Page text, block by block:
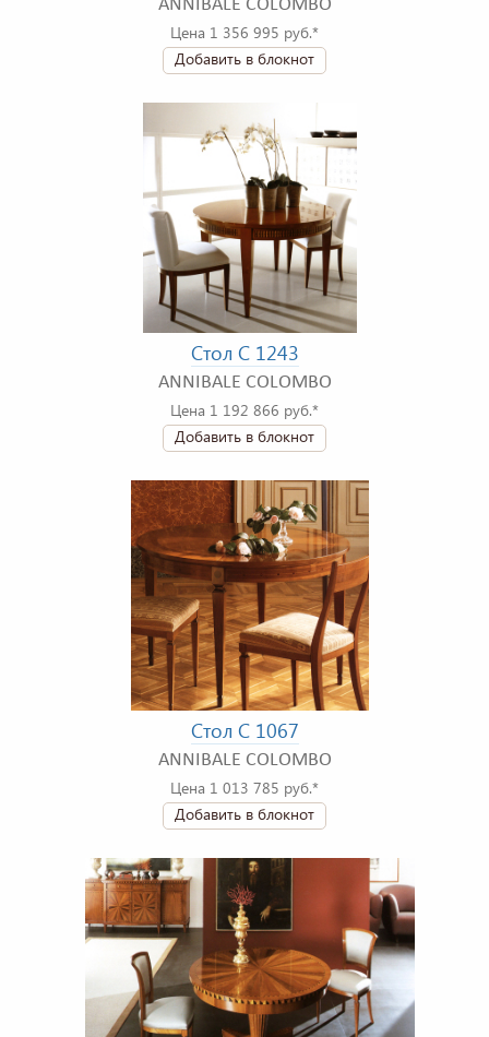
ANNIBALE COLOMBO
Цена 1 356 995 руб.*
Добавить в блокнот
Стол C 1243
ANNIBALE COLOMBO
Цена 1 192 866 руб.*
Добавить в блокнот
Стол C 1067
ANNIBALE COLOMBO
Цена 1 013 785 руб.*
Добавить в блокнот